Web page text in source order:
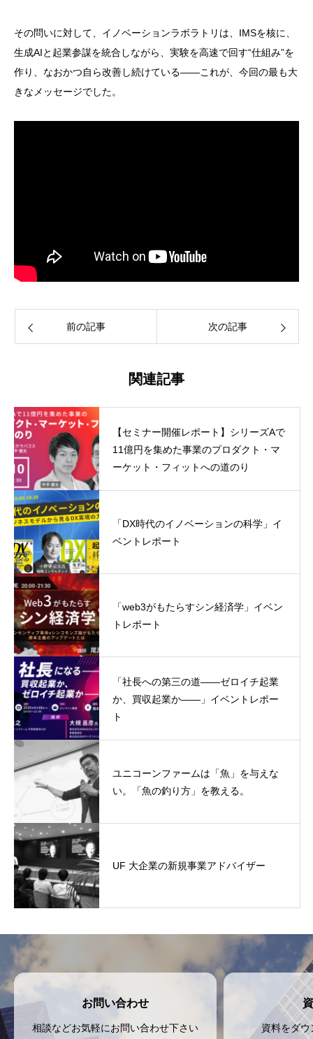
その問いに対して、イノベーションラボラトリは、IMSを核に、
生成AIと起業参謀を統合しながら、実験を高速で回す“仕組み”を
作り、なおかつ自ら改善し続けている——これが、今回の最も大
きなメッセージでした。
前の記事 次の記事
関連記事
【セミナー開催レポート】シリーズAで
11億円を集めた事業のプロダクト・マ
ーケット・フィットへの道のり
「DX時代のイノベーションの科学」イ
ベントレポート
「web3がもたらすシン経済学」イベン
トレポート
「社長への第三の道——ゼロイチ起業
か、買収起業か——」イベントレポー
ト
ユニコーンファームは「魚」を与えな
い。「魚の釣り方」を教える。
UF 大企業の新規事業アドバイザー
お問い合わせ
相談などお気軽にお問い合わせ下さい 資料をダ